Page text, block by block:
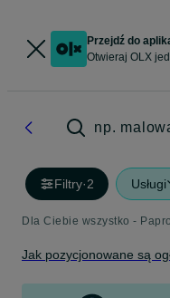
Przejdź do
Otwieraj OLX
np.
Filtry·2 Usługi
Dla Ciebie wszystko -
Jak pozycjonowane są